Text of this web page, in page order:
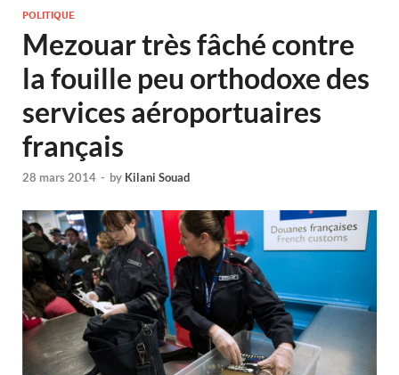
POLITIQUE
Mezouar très fâché contre
la fouille peu orthodoxe des
services aéroportuaires
français
28 mars 2014 - by Kilani Souad